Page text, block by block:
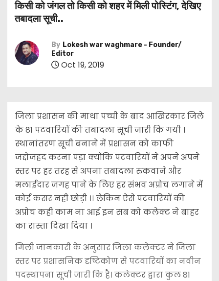
किसी को जंगल तो किसी को शहर में मिली पोस्टिंग, देखिए
तबादला सूची..
By Lokesh war waghmare - Founder/
Editor
Oct 19, 2019
जिला प्रशासन की माथा पच्ची के बाद आखिरकार जिले
के 81 पटवारियों की तबादला सूची जारी कि गयी ।
स्थानांतरण सूची बनाने में प्रशासन को काफी
जद्दोजहद करना पड़ा क्योंकि पटवारियों ने अपने अपने
स्तर पर हर तरह से अपना तबादला रुकवाने और
मलाईदार जगह पाने के लिए हर संभव अप्रोच लगाने में
कोई कसर नही छोड़ी ।। लेकिन ऐसे पटवारियों की
अप्रोच कही काम ना आई इन सब को कलेक्ट ने बाहर
का रास्ता दिखा दिया ।
मिली जानकारी के अनुसार जिला कलेक्टर ने जिला
स्तर पर प्रशासनिक दृष्टिकोण से पटवारियों का नवीन
पदस्थापना सूची जारी कि है। कलेक्टर द्वारा कुल 81